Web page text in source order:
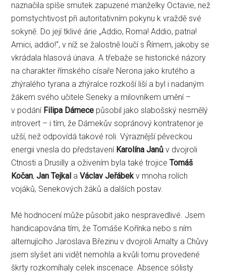
naznačila spíše smutek zapuzené manželky Octavie, než
pomstychtivost při autoritativním pokynu k vraždě své
sokyně. Do její tklivé árie „Addio, Roma! Addio, patria!
Amici, addio!“, v níž se žalostně loučí s Římem, jakoby se
vkrádala hlasová únava. A třebaže se historické názory
na charakter římského císaře Nerona jako krutého a
zhýralého tyrana a zhýralce rozkoší liší a byl i nadaným
žákem svého učitele Seneky a milovníkem umění –
v podání Filipa Dámece působil jako slabošský nesmělý
introvert – i tím, že Dámekův sopránový kontratenor je
užší, než odpovídá takové roli. Výraznější pěveckou
energii vnesla do představení Karolína Janů v dvojroli
Ctnosti a Drusilly a oživením byla také trojiceTomáš
Kočan,Jan Tejkal aVáclav Jeřábekv mnoha rolích
vojáků, Senekových žáků a dalších postav.
Mé hodnocení může působit jako nespravedlivé. Jsem
handicapována tím, že Tomáše Kořínka nebo s ním
alternujícího Jaroslava Březinu v dvojroli Arnalty a Chůvy
jsem slyšet ani vidět nemohla a kvůli tomu provedené
škrty rozkomíhaly celek inscenace. Absence sólisty